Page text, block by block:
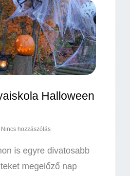
Halloween
Nincs hozzászólás
is egyre divatosabb
megelőző nap